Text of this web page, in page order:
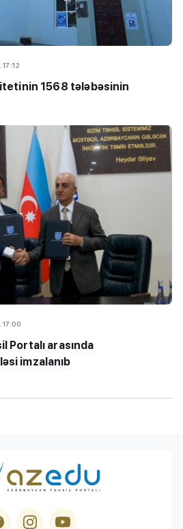
1568 tələbəsinin
17:00
Portalı arasında
imzalanıb